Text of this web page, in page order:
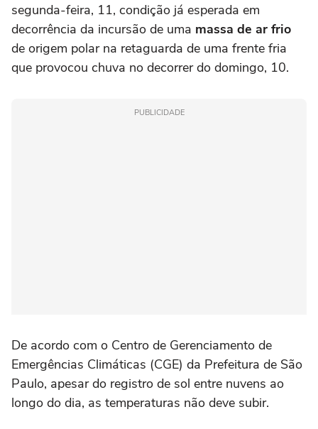
segunda-feira, 11, condição já esperada em
decorrência da incursão de uma massa de ar frio
de origem polar na retaguarda de uma frente fria
que provocou chuva no decorrer do domingo, 10.
PUBLICIDADE
De acordo com o Centro de Gerenciamento de
Emergências Climáticas (CGE) da Prefeitura de São
Paulo, apesar do registro de sol entre nuvens ao
longo do dia, as temperaturas não deve subir.